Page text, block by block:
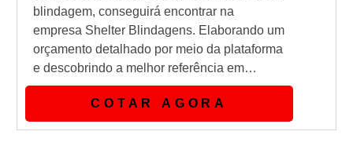
blindagem, conseguirá encontrar na
empresa Shelter Blindagens. Elaborando um
orçamento detalhado por meio da plataforma
e descobrindo a melhor referência em
qualidade do mercado.Quando o assunto é
quanto custa blindagem, com os
colaboradores da Shelter Blindagens
COTAR AGORA